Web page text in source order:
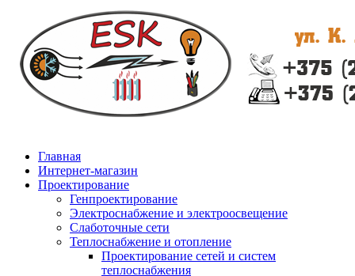
Главная
Интернет-магазин
Проектирование
Генпроектирование
Электроснабжение и электроосвещение
Слаботочные сети
Теплоснабжение и отопление
Проектирование сетей и систем
теплоснабжения